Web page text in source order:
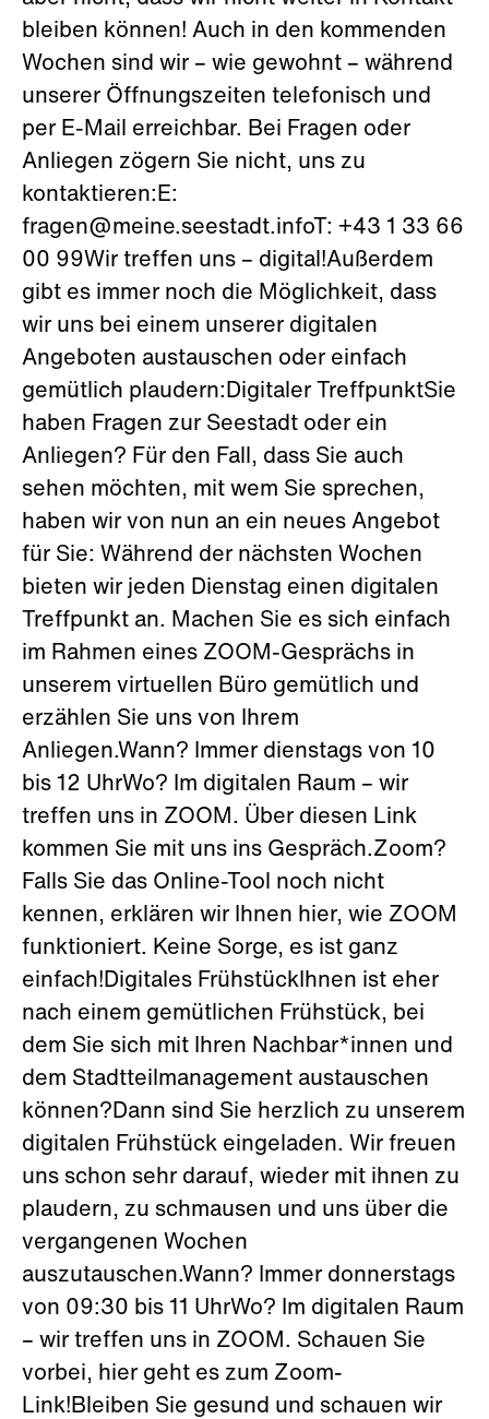
bleiben können! Auch in den kommenden
Wochen sind wir – wie gewohnt – während
unserer Öffnungszeiten telefonisch und
per E-Mail erreichbar. Bei Fragen oder
Anliegen zögern Sie nicht, uns zu
kontaktieren:E:
fragen@meine.seestadt.infoT: +43 1 33 66
00 99Wir treffen uns – digital!Außerdem
gibt es immer noch die Möglichkeit, dass
wir uns bei einem unserer digitalen
Angeboten austauschen oder einfach
gemütlich plaudern:Digitaler TreffpunktSie
haben Fragen zur Seestadt oder ein
Anliegen? Für den Fall, dass Sie auch
sehen möchten, mit wem Sie sprechen,
haben wir von nun an ein neues Angebot
für Sie: Während der nächsten Wochen
bieten wir jeden Dienstag einen digitalen
Treffpunkt an. Machen Sie es sich einfach
im Rahmen eines ZOOM-Gesprächs in
unserem virtuellen Büro gemütlich und
erzählen Sie uns von Ihrem
Anliegen.Wann? Immer dienstags von 10
bis 12 UhrWo? Im digitalen Raum – wir
treffen uns in ZOOM. Über diesen Link
kommen Sie mit uns ins Gespräch.Zoom?
Falls Sie das Online-Tool noch nicht
kennen, erklären wir Ihnen hier, wie ZOOM
funktioniert. Keine Sorge, es ist ganz
einfach!Digitales FrühstückIhnen ist eher
nach einem gemütlichen Frühstück, bei
dem Sie sich mit Ihren Nachbar*innen und
dem Stadtteilmanagement austauschen
können?Dann sind Sie herzlich zu unserem
digitalen Frühstück eingeladen. Wir freuen
uns schon sehr darauf, wieder mit ihnen zu
plaudern, zu schmausen und uns über die
vergangenen Wochen
auszutauschen.Wann? Immer donnerstags
von 09:30 bis 11 UhrWo? Im digitalen Raum
– wir treffen uns in ZOOM. Schauen Sie
vorbei, hier geht es zum Zoom-
Link!Bleiben Sie gesund und schauen wir